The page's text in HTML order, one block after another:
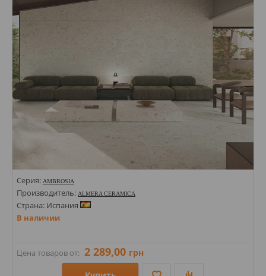
Серия: AMBROSIA
Производитель: ALMERA CERAMICA
Страна: Испания
В наличии
Цена товаров от: 2 289,00 грн